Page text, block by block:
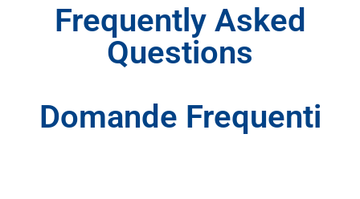
Frequently Asked
Questions
Domande Frequenti